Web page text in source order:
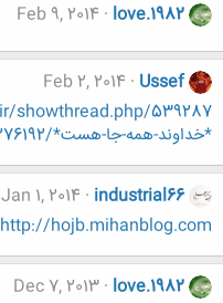
love.1982
Feb 9, 2014
Ussef
Feb 2, 2014
*خداوند-همه-جا-هست*/page12?p=7276192#post7276192
industrial66
Jan 1, 2014
http://hojb.mihanblog.com/
love.1982
Dec 7, 2013